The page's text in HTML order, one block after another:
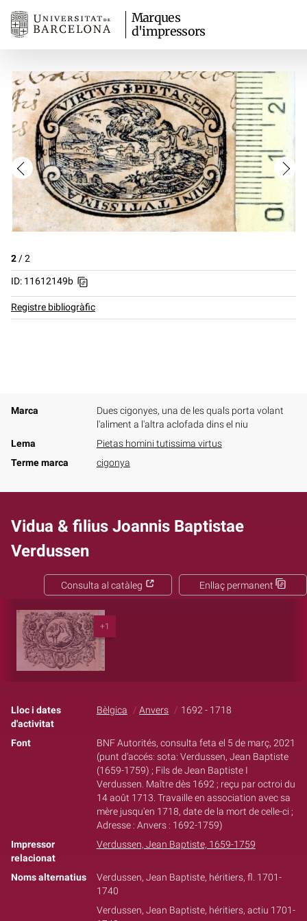
Marques
d'impressors
2/2
ID: 11612149b
Registre bibliogràfic
Marca
Dues cigonyes, una de les quals porta volant
l'aliment a l'altra aclofada dins el niu
Lema
Pietas homini tutissima virtus
Terme marca
cigonya
Vidua & filius Joannis Baptistae
Verdussen
Enllaç permanent
Consulta al catàleg
+1
Lloc i dates
d'activitat
Bèlgica Anvers 1692 - 1718
Font
BNF Autorités, consulta feta el 5 de març, 2021
(punt d'accés: sota: Verdussen, Jean Baptiste
(1659-1759) ; Fils de Jean Baptiste I
Verdussen. Maître dès 1692 ; reçu par octroi du
14 août 1713. Travaille en association avec sa
mère jusqu'en 1718, date de la mort de celle-ci ;
Adresse : Anvers : 1692-1759)
Impressor
relacionat
Verdussen, Jean Baptiste, 1659-1759
Noms alternatius
Verdussen, Jean Baptiste, héritiers, fl. 1701-
1740
Verdussen, Jean Baptiste, héritiers, actiu 1701-